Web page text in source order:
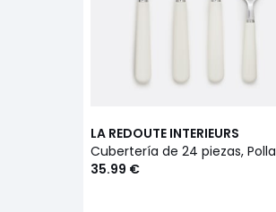
LA REDOUTE INTERIEURS
Cubertería de 24 piezas, Polla
35.99 €